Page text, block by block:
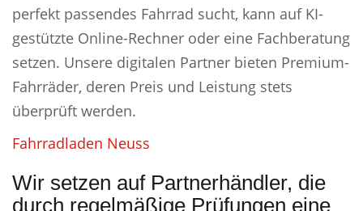
perfekt passendes Fahrrad sucht, kann auf KI-
gestützte Online-Rechner oder eine Fachberatung
setzen. Unsere digitalen Partner bieten Premium-
Fahrräder, deren Preis und Leistung stets
überprüft werden.
Fahrradladen Neuss
Wir setzen auf Partnerhändler, die
durch regelmäßige Prüfungen eine